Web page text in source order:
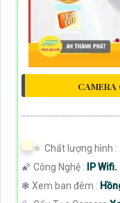
🔅 Chất lượng hình :
🌠 Công Nghệ :
IP Wifi.
❃ Xem ban đêm :